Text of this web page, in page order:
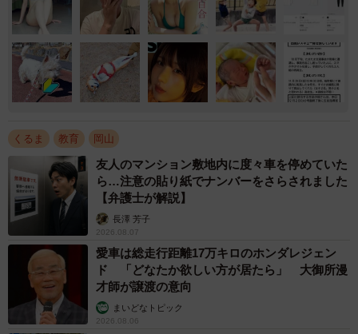
くるま 教育 岡山
友人のマンション敷地内に度々車を停めていた
ら…注意の貼り紙でナンバーをさらされました
【弁護士が解説】
長澤 芳子
2026.08.07
愛車は総走行距離17万キロのホンダレジェン
ド 「どなたか欲しい方が居たら」 大御所漫
才師が譲渡の意向
まいどなトピック
2026.08.06